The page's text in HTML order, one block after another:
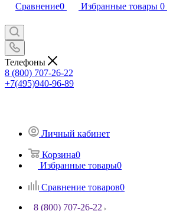
Сравнение0 Избранные товары 0
Телефоны
8 (800) 707-26-22
+7(495)940-96-89
Личный кабинет
Корзина0
Избранные товары0
Сравнение товаров0
8 (800) 707-26-22